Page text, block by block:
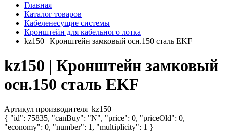
Главная
Каталог товаров
Кабеленесущие системы
Кронштейн для кабельного лотка
kz150 | Кронштейн замковый осн.150 сталь EKF
kz150 | Кронштейн замковый
осн.150 сталь EKF
Артикул производителя kz150
{ "id": 75835, "canBuy": "N", "price": 0, "priceOld": 0,
"economy": 0, "number": 1, "multiplicity": 1 }